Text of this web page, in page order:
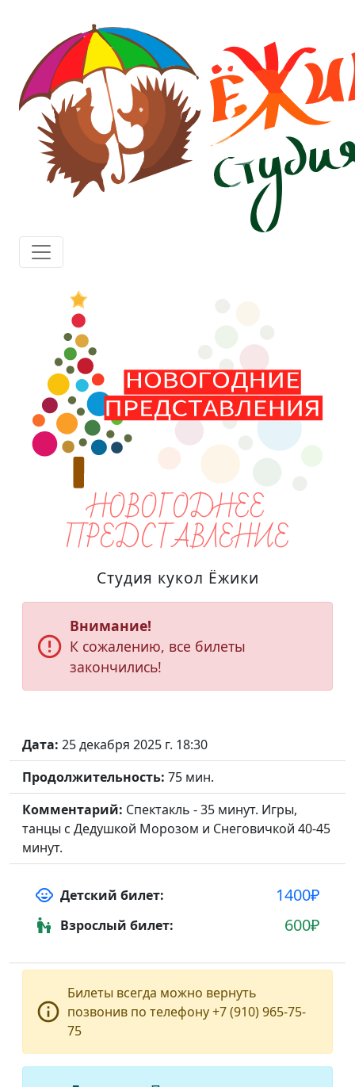
НОВОГОДНЕЕ
ПРЕДСТАВЛЕНИЕ
Студия кукол Ёжики
error_outline
Внимание!
К сожалению, все билеты
закончились!
Дата: 25 декабря 2025 г. 18:30
Продолжительность: 75 мин.
Комментарий: Спектакль - 35 минут. Игры,
танцы с Дедушкой Морозом и Снеговичкой 40-45
минут.
child_care Детский билет: 1400₽
escalator_warning Взрослый билет: 600₽
info_outline
Билеты всегда можно вернуть
позвонив по телефону +7 (910) 965-75-
75